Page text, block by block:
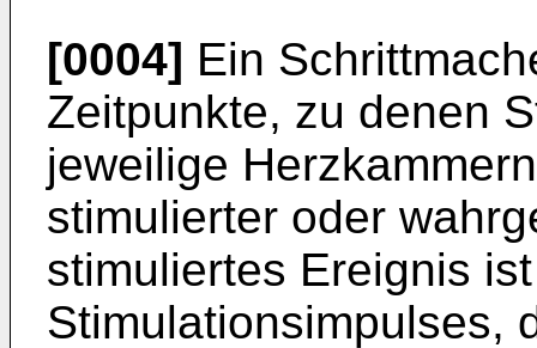
[0004] Ein
Zeitpunkte, zu denen
jeweilige
stimulierter oder
stimuliertes Ereignis
Stimulationsimpulses,